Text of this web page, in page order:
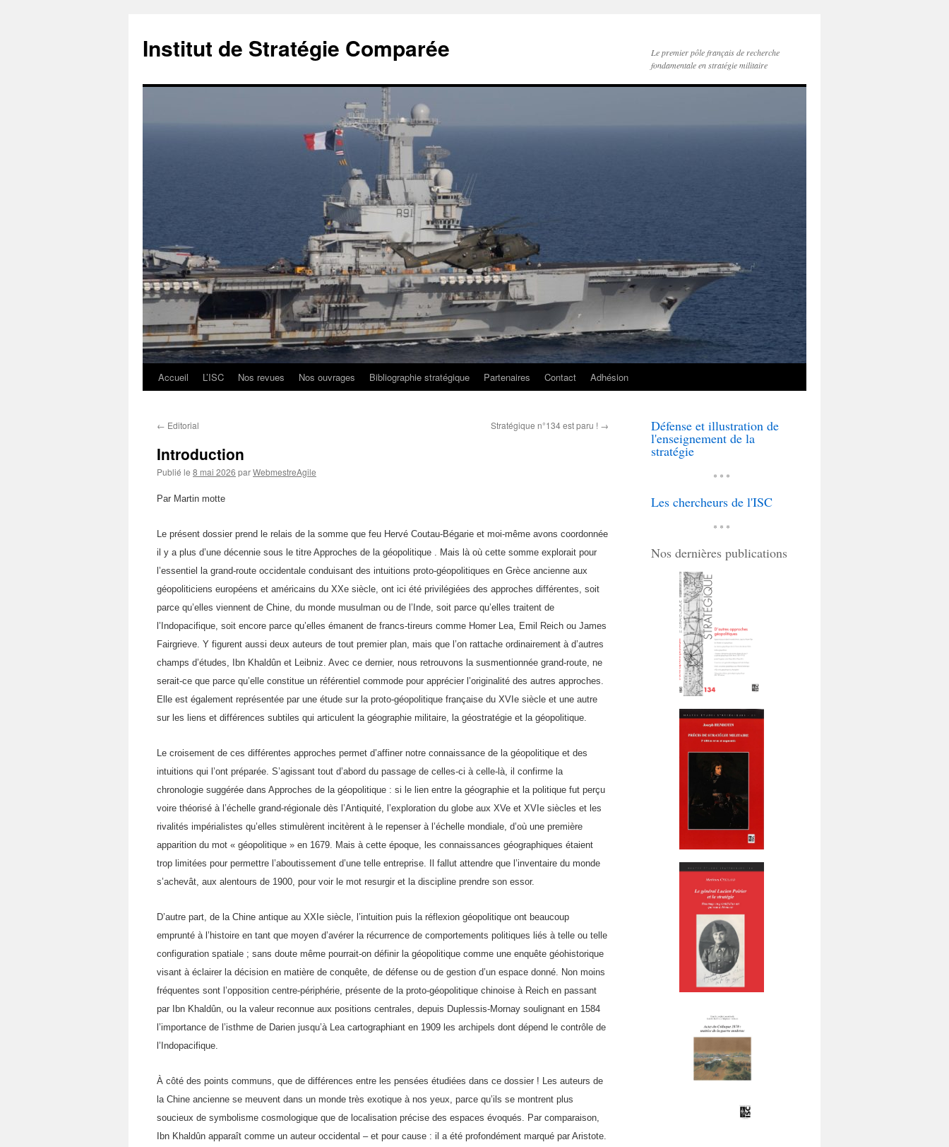
Institut de Stratégie Comparée
Le premier pôle français de recherche
fondamentale en stratégie militaire
Aller
contenu
Accueil L’ISC Nos revues Nos ouvrages Bibliographie stratégique Partenaires Contact Adhésion
← Editorial Stratégique n°134 est paru ! →
Introduction
Publié le 8 mai 2026 parWebmestreAgile
Par Martin motte
Le présent dossier prend le relais de la somme que feu Hervé Coutau-Bégarie et moi-même avons coordonnée
il y a plus d’une décennie sous le titre Approches de la géopolitique . Mais là où cette somme explorait pour
l’essentiel la grand-route occidentale conduisant des intuitions proto-géopolitiques en Grèce ancienne aux
géopoliticiens européens et américains du XXe siècle, ont ici été privilégiées des approches différentes, soit
parce qu’elles viennent de Chine, du monde musulman ou de l’Inde, soit parce qu’elles traitent de
l’Indopacifique, soit encore parce qu’elles émanent de francs-tireurs comme Homer Lea, Emil Reich ou James
Fairgrieve. Y figurent aussi deux auteurs de tout premier plan, mais que l’on rattache ordinairement à d’autres
champs d’études, Ibn Khaldûn et Leibniz. Avec ce dernier, nous retrouvons la susmentionnée grand-route, ne
serait-ce que parce qu’elle constitue un référentiel commode pour apprécier l’originalité des autres approches.
Elle est également représentée par une étude sur la proto-géopolitique française du XVIe siècle et une autre
sur les liens et différences subtiles qui articulent la géographie militaire, la géostratégie et la géopolitique.
Le croisement de ces différentes approches permet d’affiner notre connaissance de la géopolitique et des
intuitions qui l’ont préparée. S’agissant tout d’abord du passage de celles-ci à celle-là, il confirme la
chronologie suggérée dans Approches de la géopolitique : si le lien entre la géographie et la politique fut perçu
voire théorisé à l’échelle grand-régionale dès l’Antiquité, l’exploration du globe aux XVe et XVIe siècles et les
rivalités impérialistes qu’elles stimulèrent incitèrent à le repenser à l’échelle mondiale, d’où une première
apparition du mot « géopolitique » en 1679. Mais à cette époque, les connaissances géographiques étaient
trop limitées pour permettre l’aboutissement d’une telle entreprise. Il fallut attendre que l’inventaire du monde
s’achevât, aux alentours de 1900, pour voir le mot resurgir et la discipline prendre son essor.
D’autre part, de la Chine antique au XXIe siècle, l’intuition puis la réflexion géopolitique ont beaucoup
emprunté à l’histoire en tant que moyen d’avérer la récurrence de comportements politiques liés à telle ou telle
configuration spatiale ; sans doute même pourrait-on définir la géopolitique comme une enquête géohistorique
visant à éclairer la décision en matière de conquête, de défense ou de gestion d’un espace donné. Non moins
fréquentes sont l’opposition centre-périphérie, présente de la proto-géopolitique chinoise à Reich en passant
par Ibn Khaldûn, ou la valeur reconnue aux positions centrales, depuis Duplessis-Mornay soulignant en 1584
l’importance de l’isthme de Darien jusqu’à Lea cartographiant en 1909 les archipels dont dépend le contrôle de
l’Indopacifique.
À côté des points communs, que de différences entre les pensées étudiées dans ce dossier ! Les auteurs de
la Chine ancienne se meuvent dans un monde très exotique à nos yeux, parce qu’ils se montrent plus
soucieux de symbolisme cosmologique que de localisation précise des espaces évoqués. Par comparaison,
Ibn Khaldûn apparaît comme un auteur occidental – et pour cause : il a été profondément marqué par Aristote.
Défense et illustration de
l'enseignement de la
stratégie
* * *
Les chercheurs de l'ISC
* * *
Nos dernières publications